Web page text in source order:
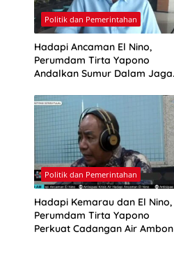
Politik dan Pemerintahan
Hadapi Ancaman El Nino,
Perumdam Tirta Yapono
Andalkan Sumur Dalam Jaga
Politik dan Pemerintahan
Hadapi Kemarau dan El Nino,
Perumdam Tirta Yapono
Perkuat Cadangan Air Ambon